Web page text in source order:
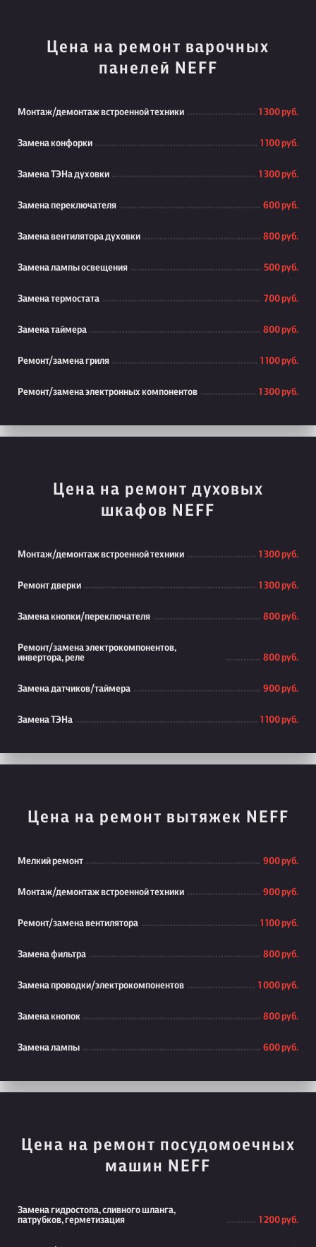
Цена на ремонт варочных
панелей NEFF
Монтаж/демонтаж встроенной техники 1 300 руб.
Замена конфорки 1 100 руб.
Замена ТЭНа духовки 1 300 руб.
Замена переключателя 600 руб.
Замена вентилятора духовки 800 руб.
Замена лампы освещения 500 руб.
Замена термостата 700 руб.
Замена таймера 800 руб.
Ремонт/замена гриля 1 100 руб.
Ремонт/замена электронных компонентов 1 300 руб.
Цена на ремонт духовых
шкафов NEFF
Монтаж/демонтаж встроенной техники 1 300 руб.
Ремонт дверки 1 300 руб.
Замена кнопки/переключателя 800 руб.
Ремонт/замена электрокомпонентов,
инвертора, реле
800 руб.
Замена датчиков/таймера 900 руб.
Замена ТЭНа 1 100 руб.
Цена на ремонт вытяжек NEFF
Мелкий ремонт 900 руб.
Монтаж/демонтаж встроенной техники 900 руб.
Ремонт/замена вентилятора 1 100 руб.
Замена фильтра 800 руб.
Замена проводки/электрокомпонентов 1 000 руб.
Замена кнопок 800 руб.
Замена лампы 600 руб.
Цена на ремонт посудомоечных
машин NEFF
Замена гидростопа, сливного шланга,
патрубков, герметизация
1 200 руб.